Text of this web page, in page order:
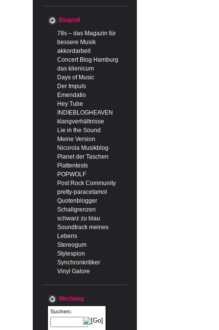
Blogroll
78s – das Magazin für
bessere Musik
akkordarbeit
Concert Blog Hamburg
das klienicum
Days of Music
Der Impuls
Emendatio
Hey Tube
INDIEBLOGHEAVEN
klangverhältnisse
Lie in the Sound
Meine Version
Nicorola Musikblog
Planet der Taschen
Plattentests
POPWOLF
Post Rock Community
pretty-paracetamol
Quotenblogger
Schallgrenzen
schwarz zu blau
Soundtrack meines
Lebens
Stereogum
Stylespion
Synchronkritiker
Vinyl Galore
Werbung
Suchen: